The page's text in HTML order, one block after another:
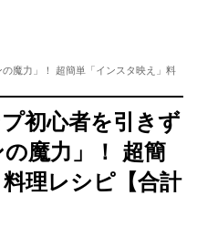
魔力」！ 超簡単「インスタ映え」料
初心者を引きず
魔力」！ 超簡
理レシピ【合計